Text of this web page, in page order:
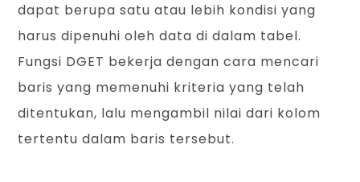
dapat berupa satu atau lebih kondisi yang
harus dipenuhi oleh data di dalam tabel.
Fungsi DGET bekerja dengan cara mencari
baris yang memenuhi kriteria yang telah
ditentukan, lalu mengambil nilai dari kolom
tertentu dalam baris tersebut.